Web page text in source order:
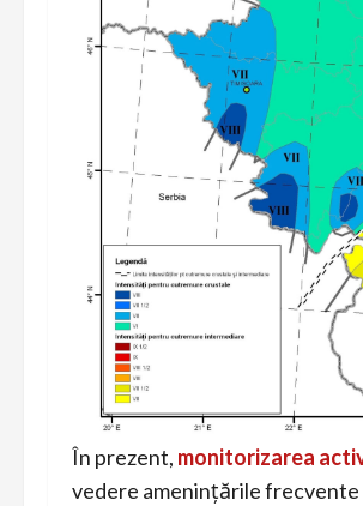
În prezent, monitorizarea
vedere amenințările